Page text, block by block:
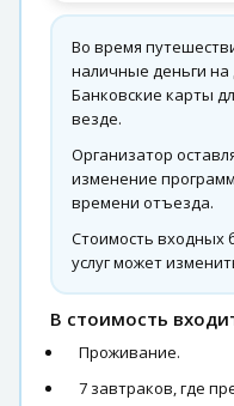
Во время
наличные деньги
Банковские карты
везде.
Организатор
изменение
времени отъезда.
Стоимость входных
услуг может
В стоимость
Проживание.
7 завтраков, где